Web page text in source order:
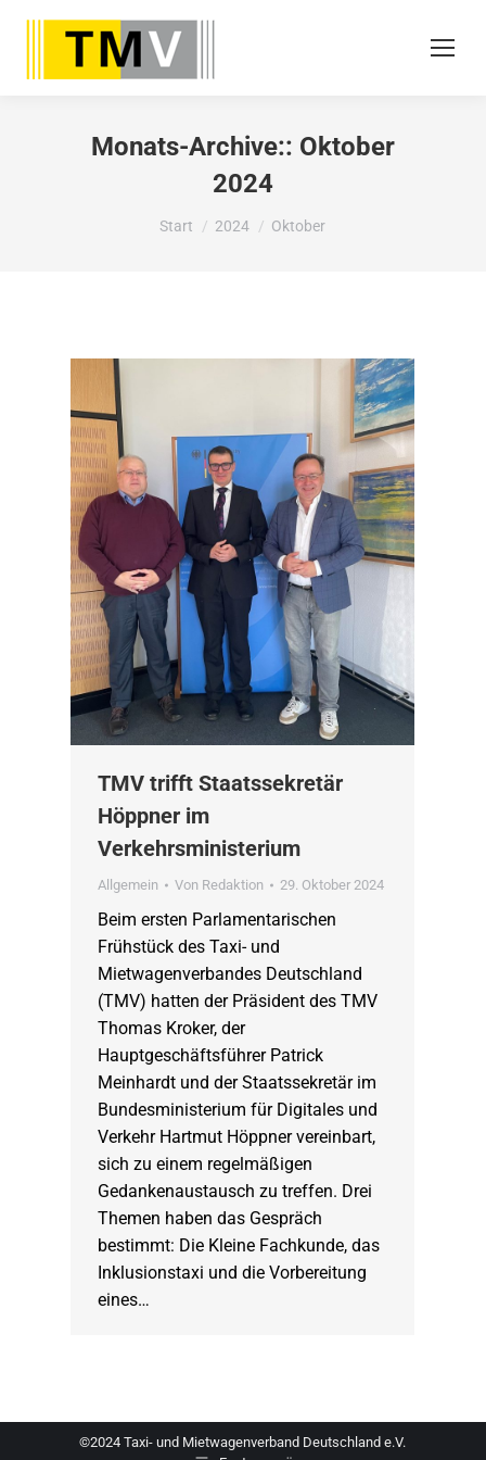
Monats-Archive:: Oktober
2024
Sie befinden sich hier:
Start 2024 Oktober
TMV trifft Staatssekretär
Höppner im
Verkehrsministerium
Allgemein Von Redaktion 29. Oktober 2024
Beim ersten Parlamentarischen
Frühstück des Taxi- und
Mietwagenverbandes Deutschland
(TMV) hatten der Präsident des TMV
Thomas Kroker, der
Hauptgeschäftsführer Patrick
Meinhardt und der Staatssekretär im
Bundesministerium für Digitales und
Verkehr Hartmut Höppner vereinbart,
sich zu einem regelmäßigen
Gedankenaustausch zu treffen. Drei
Themen haben das Gespräch
bestimmt: Die Kleine Fachkunde, das
Inklusionstaxi und die Vorbereitung
eines…
©2024 Taxi- und Mietwagenverband Deutschland e.V.